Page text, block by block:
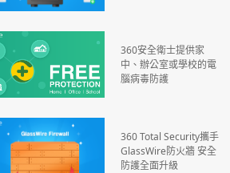
360安全衛士提供家
中、辦公室或學校的電
腦病毒防護
360 Total Security攜手
GlassWire防火牆 安全
防護全面升級